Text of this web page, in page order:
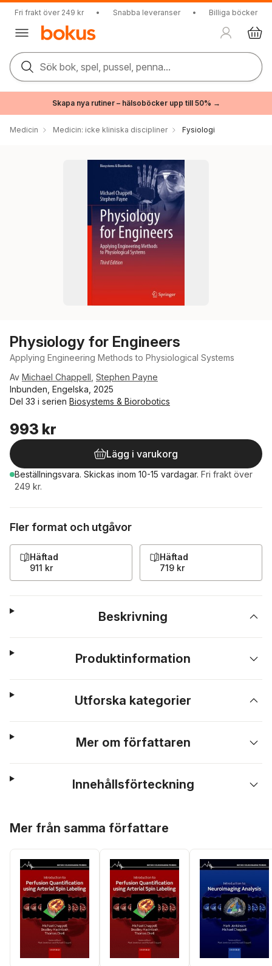
Fri frakt över 249 kr • Snabba leveranser • Billiga böcker
Sök bok, spel, pussel, penna...
Skapa nya rutiner – hälsoböcker upp till 50% →
Medicin Medicin: icke kliniska discipliner Fysiologi
Physiology for Engineers
Applying Engineering Methods to Physiological Systems
Av Michael Chappell Stephen Payne
Inbunden, Engelska, 2025
Del 33 i serien Biosystems & Biorobotics
993 kr
Lägg i varukorg
Beställningsvara. Skickas inom 10-15 vardagar. Fri frakt över
249 kr.
Fler format och utgåvor
Häftad
911 kr
Häftad
719 kr
Beskrivning
Produktinformation
Utforska kategorier
Mer om författaren
Innehållsförteckning
Mer från samma författare